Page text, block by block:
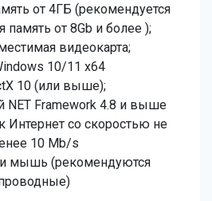
от 4ГБ (рекомендуется
память от 8Gb и более );
видеокарта;
10/11 x64
10 (или выше);
NET Framework 4.8 и выше
Интернет со скоростью не
10 Mb/s
и мышь (рекомендуются